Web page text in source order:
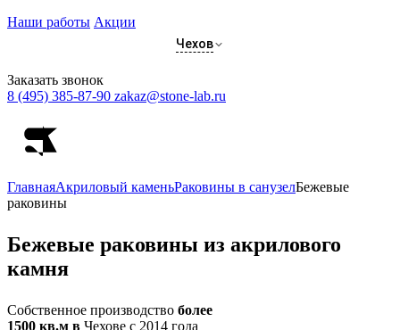
Наши работы Акции
Чехов
Заказать звонок
8 (495) 385-87-90 zakaz@stone-lab.ru
ГлавнаяАкриловый каменьРаковины в санузелБежевые
раковины
Бежевые раковины из акрилового
камня
Собственное производство более
1500 кв.м в Чехове с 2014 года